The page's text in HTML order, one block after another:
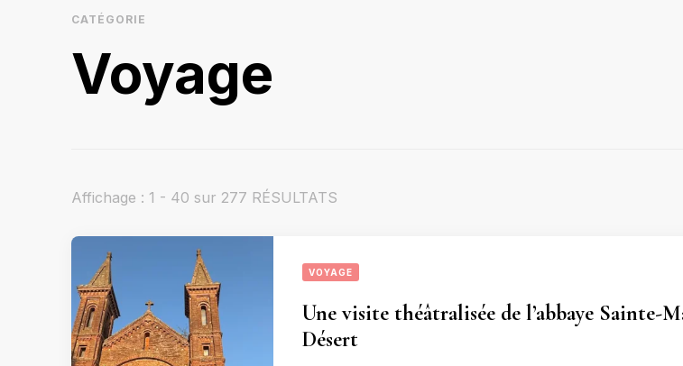
CATÉGORIE
Voyage
Affichage : 1 - 40 sur 277 RÉSULTATS
VOYAGE
Une visite théâtralisée de l’abbaye Sainte-
Désert